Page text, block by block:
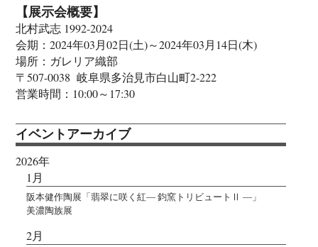
【展示会概要】
北村武志 1992-2024
会期：2024年03月02日(土)～2024年03月14日(木)
場所：ガレリア織部
〒507-0038 岐阜県多治見市白山町2-222
営業時間：10:00～17:30
イベントアーカイブ
2026年
1月
阪本健作陶展「翡翠に咲く紅― 鈞窯トリビュートⅡ ―」
美濃陶族展
2月